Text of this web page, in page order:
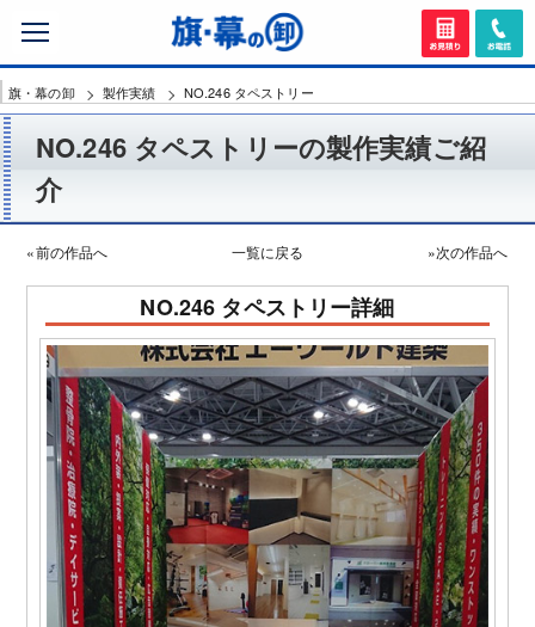
旗・幕の卸 製作実績 NO.246 タペストリー
NO.246 タペストリーの製作実績ご紹
介
«前の作品へ »次の作品へ
一覧に戻る
NO.246 タペストリー詳細